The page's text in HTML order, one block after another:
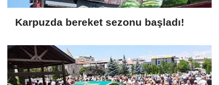
Karpuzda bereket sezonu başladı!